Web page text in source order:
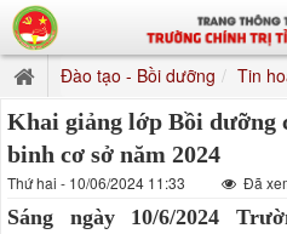
Đào tạo - Bồi dưỡng Tin
Khai giảng lớp Bồi dưỡng
binh cơ sở năm 2024
Thứ hai - 10/06/2024 11:33 Đã
Sáng ngày 10/6/2024